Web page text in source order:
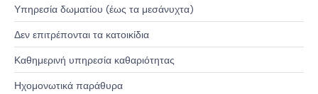
Υπηρεσία δωματίου (έως τα μεσάνυχτα)
Δεν επιτρέπονται τα κατοικίδια
Καθημερινή υπηρεσία καθαριότητας
Ηχομονωτικά παράθυρα